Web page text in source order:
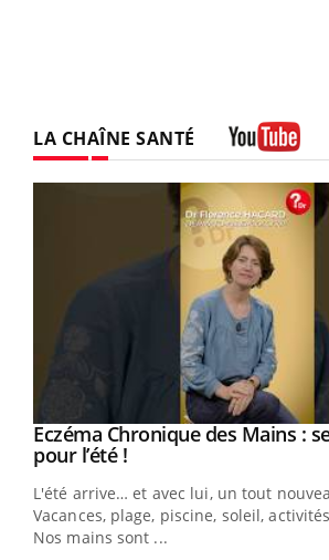
LA CHAÎNE SANTÉ
Youtube
Eczéma Chronique des Mains :
pour l’été !Youtube
L'été arrive… et avec lui, un tout
Vacances, plage, piscine, soleil,
Nos mains sont ...